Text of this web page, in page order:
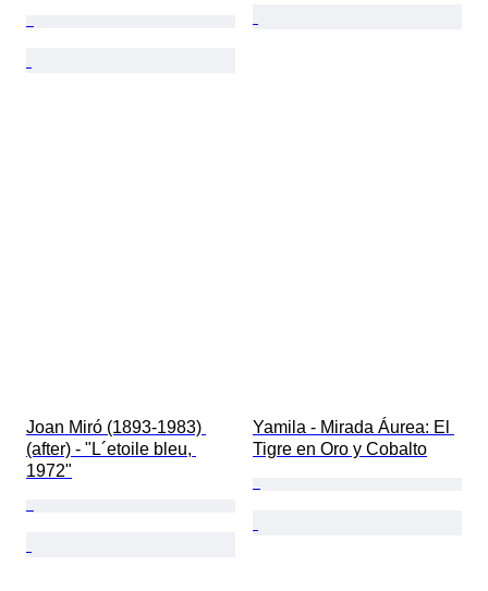
Joan Miró (1893-1983)
(after) - "L´etoile bleu,
1972"
Yamila - Mirada Áurea: El
Tigre en Oro y Cobalto